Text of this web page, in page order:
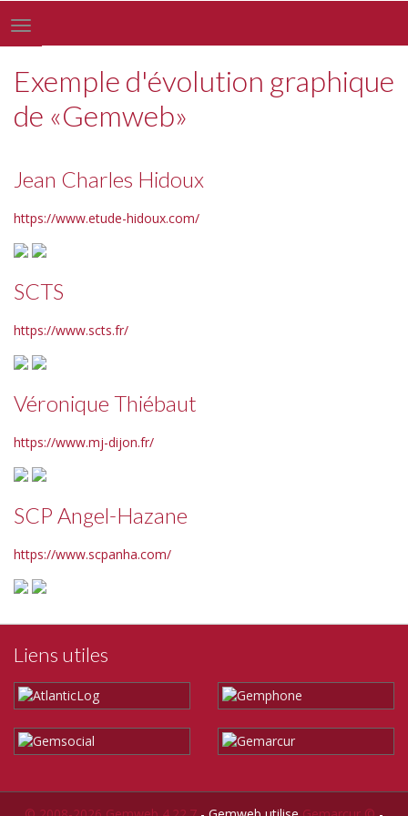
Toggle
navigation
Exemple d'évolution graphique
de «Gemweb»
Jean Charles Hidoux
https://www.etude-hidoux.com/
SCTS
https://www.scts.fr/
Véronique Thiébaut
https://www.mj-dijon.fr/
SCP Angel-Hazane
https://www.scpanha.com/
Liens utiles